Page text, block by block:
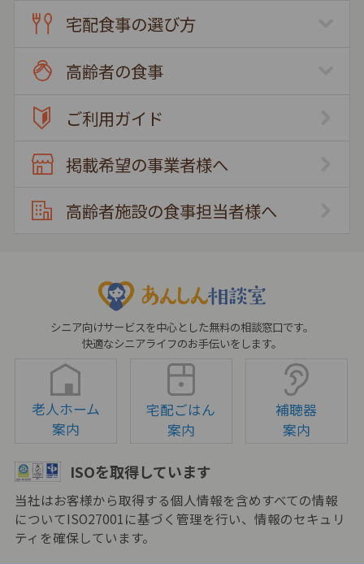
宅配食事の選び方
高齢者の食事
ご利用ガイド
掲載希望の事業者様へ
高齢者施設の食事担当者様へ
シニア向けサービスを中心とした無料の相談窓口です。
快適なシニアライフのお手伝いをします。
老人ホーム
案内
宅配ごはん
案内
補聴器
案内
ISOを取得しています
当社はお客様から取得する個人情報を含めすべての情報
についてISO27001に基づく管理を行い、情報のセキュリ
ティを確保しています。